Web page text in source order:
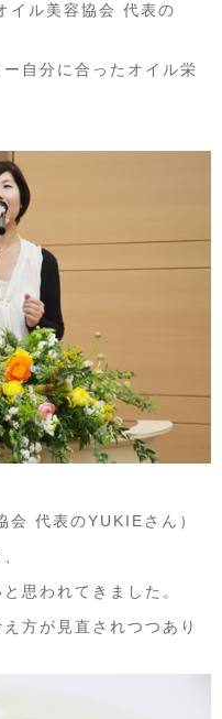
イル美容協会 代表の
自分に合ったオイル栄
会 代表のYUKIEさん）
思われてきました。
方が見直されつつあり